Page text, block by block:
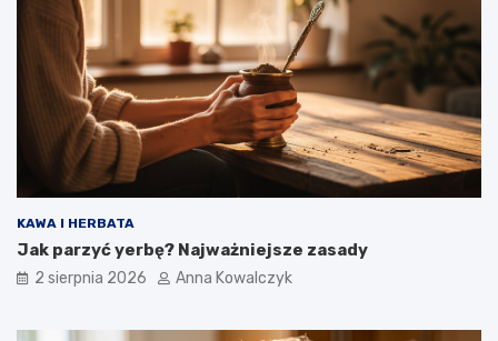
KAWA I HERBATA
Jak parzyć yerbę? Najważniejsze zasady
2 sierpnia 2026 Anna Kowalczyk